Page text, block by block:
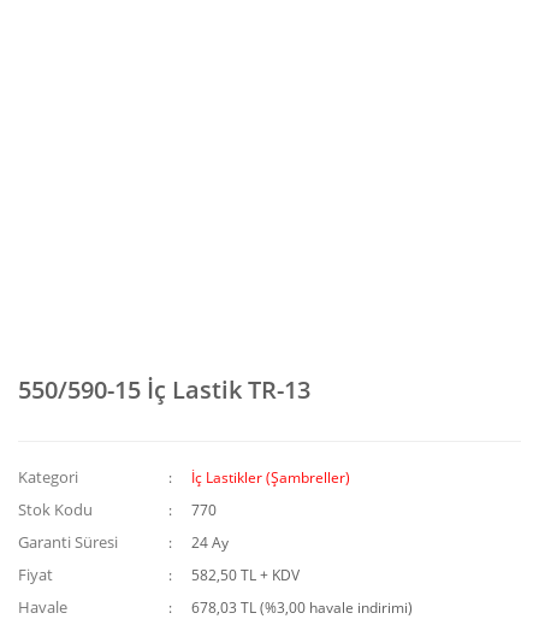
550/590-15 İç Lastik TR-13
Kategori İç Lastikler (Şambreller)
Stok Kodu 770
Garanti Süresi 24 Ay
Fiyat 582,50 TL + KDV
Havale
678,03 TL (%3,00 havale indirimi)